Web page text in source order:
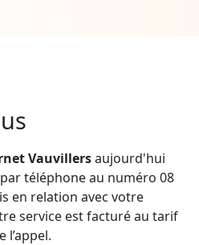
Vauvillersaujourd'hui
téléphone au numéro 08
en relation avec votre
service est facturé au tarif
l’appel.